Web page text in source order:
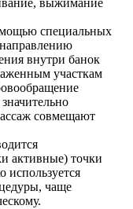
выжимание
специальных
внутри банок
участкам
совмещают
активные) точки
используется
чаще